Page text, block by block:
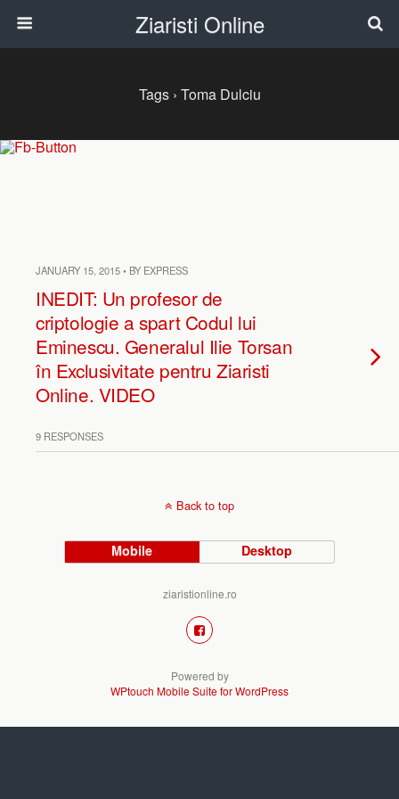
Ziaristi Online
Tags › Toma Dulciu
JANUARY 15, 2015 • BY EXPRESS
INEDIT: Un profesor de
criptologie a spart Codul lui
Eminescu. Generalul Ilie Torsan
în Exclusivitate pentru Ziaristi
Online. VIDEO
9 RESPONSES
Back to top
Mobile Desktop
ziaristionline.ro
Powered by
WPtouch Mobile Suite for WordPress